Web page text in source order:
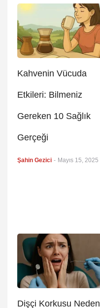
Kahvenin Vücuda
Etkileri: Bilmeniz
Gereken 10 Sağlık
Gerçeği
Şahin Gezici - Mayıs 15, 2025
Dişçi Korkusu Neden